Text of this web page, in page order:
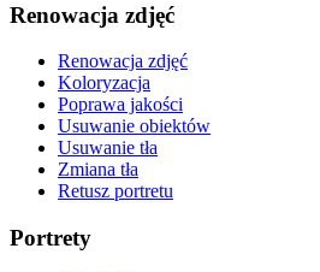
Renowacja zdjęć
Renowacja zdjęć
Koloryzacja
Poprawa jakości
Usuwanie obiektów
Usuwanie tła
Zmiana tła
Retusz portretu
Portrety